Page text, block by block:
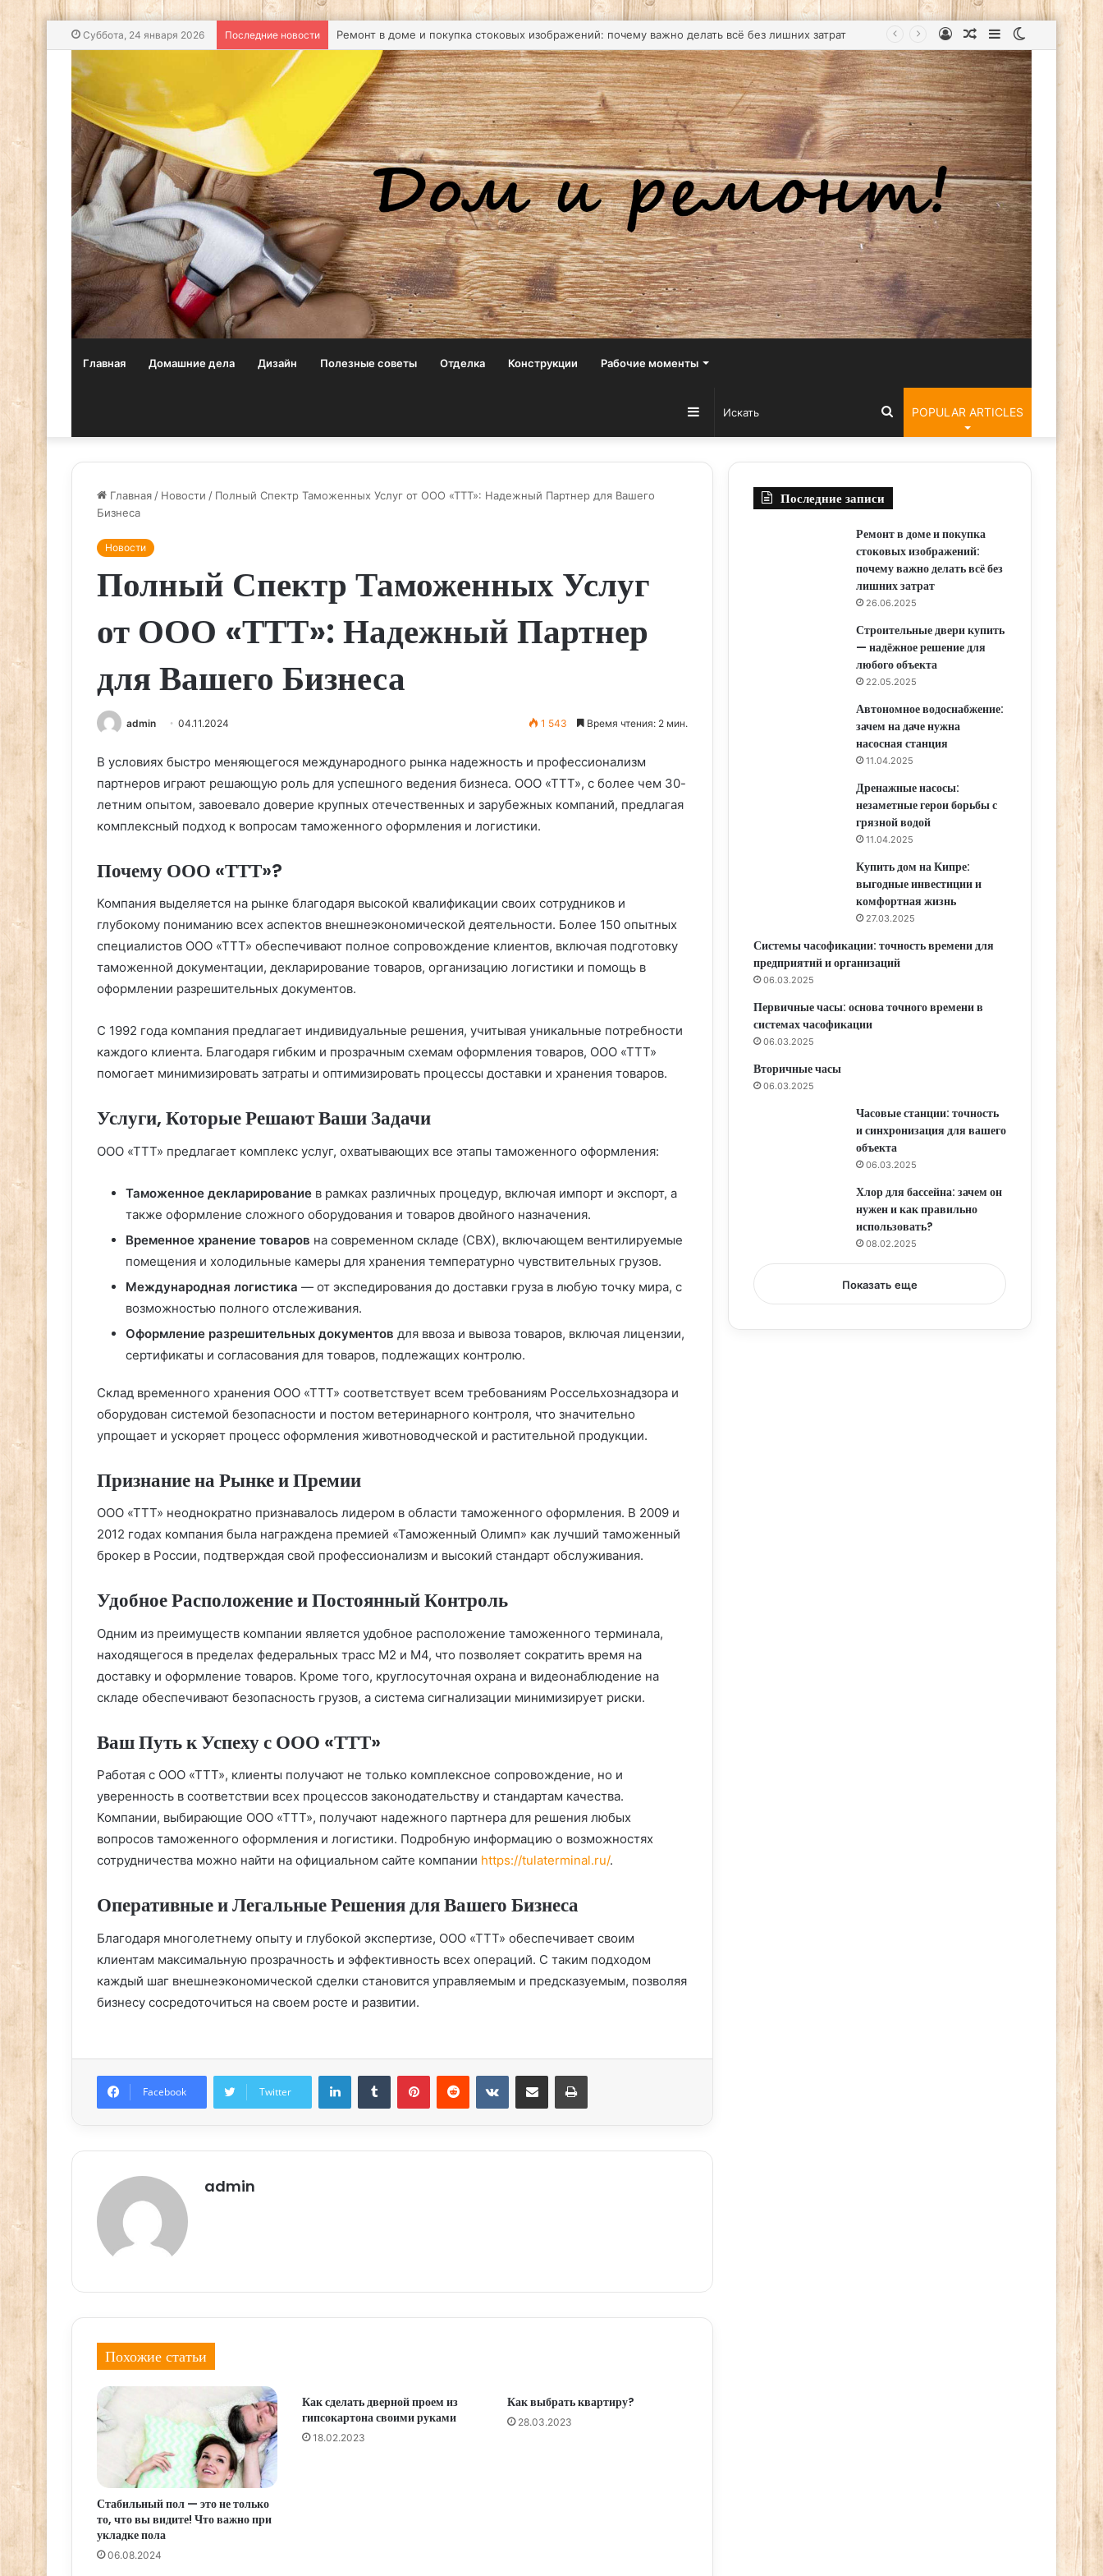
Суббота, 24 января 2026 Последние новости Строительные двери купить — надёжное решение для любого объекта
skin
Sidebar
Случайная
статья
Войти
Главная Домашние дела Дизайн Полезные советы Отделка Конструкции Рабочие моменты
POPULAR ARTICLES
Искать
Sidebar
Главная/ Новости / Полный Спектр Таможенных Услуг от ООО «ТТТ»: Надежный Партнер для Вашего
Бизнеса
Новости
Полный Спектр Таможенных Услуг
от ООО «ТТТ»: Надежный Партнер
для Вашего Бизнеса
admin 04.11.2024 1 543 Время чтения: 2 мин.
В условиях быстро меняющегося международного рынка надежность и профессионализм
партнеров играют решающую роль для успешного ведения бизнеса. ООО «ТТТ», с более чем 30-
летним опытом, завоевало доверие крупных отечественных и зарубежных компаний, предлагая
комплексный подход к вопросам таможенного оформления и логистики.
Почему ООО «ТТТ»?
Компания выделяется на рынке благодаря высокой квалификации своих сотрудников и
глубокому пониманию всех аспектов внешнеэкономической деятельности. Более 150 опытных
специалистов ООО «ТТТ» обеспечивают полное сопровождение клиентов, включая подготовку
таможенной документации, декларирование товаров, организацию логистики и помощь в
оформлении разрешительных документов.
С 1992 года компания предлагает индивидуальные решения, учитывая уникальные потребности
каждого клиента. Благодаря гибким и прозрачным схемам оформления товаров, ООО «ТТТ»
помогает минимизировать затраты и оптимизировать процессы доставки и хранения товаров.
Услуги, Которые Решают Ваши Задачи
ООО «ТТТ» предлагает комплекс услуг, охватывающих все этапы таможенного оформления:
Таможенное декларирование в рамках различных процедур, включая импорт и экспорт, а
также оформление сложного оборудования и товаров двойного назначения.
Временное хранение товаров на современном складе (СВХ), включающем вентилируемые
помещения и холодильные камеры для хранения температурно чувствительных грузов.
Международная логистика — от экспедирования до доставки груза в любую точку мира, с
возможностью полного отслеживания.
Оформление разрешительных документов для ввоза и вывоза товаров, включая лицензии,
сертификаты и согласования для товаров, подлежащих контролю.
Склад временного хранения ООО «ТТТ» соответствует всем требованиям Россельхознадзора и
оборудован системой безопасности и постом ветеринарного контроля, что значительно
упрощает и ускоряет процесс оформления животноводческой и растительной продукции.
Признание на Рынке и Премии
ООО «ТТТ» неоднократно признавалось лидером в области таможенного оформления. В 2009 и
2012 годах компания была награждена премией «Таможенный Олимп» как лучший таможенный
брокер в России, подтверждая свой профессионализм и высокий стандарт обслуживания.
Удобное Расположение и Постоянный Контроль
Одним из преимуществ компании является удобное расположение таможенного терминала,
находящегося в пределах федеральных трасс М2 и М4, что позволяет сократить время на
доставку и оформление товаров. Кроме того, круглосуточная охрана и видеонаблюдение на
складе обеспечивают безопасность грузов, а система сигнализации минимизирует риски.
Ваш Путь к Успеху с ООО «ТТТ»
Работая с ООО «ТТТ», клиенты получают не только комплексное сопровождение, но и
уверенность в соответствии всех процессов законодательству и стандартам качества.
Компании, выбирающие ООО «ТТТ», получают надежного партнера для решения любых
вопросов таможенного оформления и логистики. Подробную информацию о возможностях
сотрудничества можно найти на официальном сайте компании https://tulaterminal.ru/.
Оперативные и Легальные Решения для Вашего Бизнеса
Благодаря многолетнему опыту и глубокой экспертизе, ООО «ТТТ» обеспечивает своим
клиентам максимальную прозрачность и эффективность всех операций. С таким подходом
каждый шаг внешнеэкономической сделки становится управляемым и предсказуемым, позволяя
бизнесу сосредоточиться на своем росте и развитии.
Facebook Twitter
LinkedInTumblr PinterestReddit ВконтактеПоделиться через электронную почту Печатать
admin
Похожие статьи
Стабильный пол — это не только
то, что вы видите! Что важно при
укладке пола
06.08.2024
Как сделать дверной проем из
гипсокартона своими руками
18.02.2023
Как выбрать квартиру?
28.03.2023
Последние записи
Ремонт в доме и покупка
стоковых изображений:
почему важно делать всё без
лишних затрат
26.06.2025
Строительные двери купить
— надёжное решение для
любого объекта
22.05.2025
Автономное водоснабжение:
зачем на даче нужна
насосная станция
11.04.2025
Дренажные насосы:
незаметные герои борьбы с
грязной водой
11.04.2025
Купить дом на Кипре:
выгодные инвестиции и
комфортная жизнь
27.03.2025
Системы часофикации: точность времени для
предприятий и организаций
06.03.2025
Первичные часы: основа точного времени в
системах часофикации
06.03.2025
Вторичные часы
06.03.2025
Часовые станции: точность
и синхронизация для вашего
объекта
06.03.2025
Хлор для бассейна: зачем он
нужен и как правильно
использовать?
08.02.2025
Показать еще